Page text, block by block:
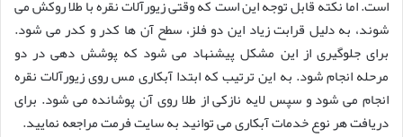
است. اما نکته قابل توجه این است که وقتی زیورآلات نقره با طلا روکش می
شوند، به دلیل قرابت زیاد این دو فلز، سطح آن ها کدر و کدر می شود.
برای جلوگیری از این مشکل پیشنهاد می شود که پوشش دهی در دو
مرحله انجام شود. به این ترتیب که ابتدا آبکاری مس روی زیورآلات نقره
انجام می شود و سپس لایه نازکی از طلا روی آن پوشانده می شود. برای
دریافت هر نوع خدمات آبکاری می توانید به سایت فرمت مراجعه نمایید.